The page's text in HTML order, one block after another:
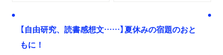
【自由研究、読書感想文……】夏休みの宿題のおと
もに！